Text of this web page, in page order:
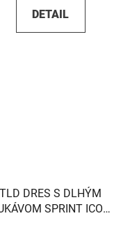
DETAIL
TLD DRES S DLHÝM
SPRINT ICON